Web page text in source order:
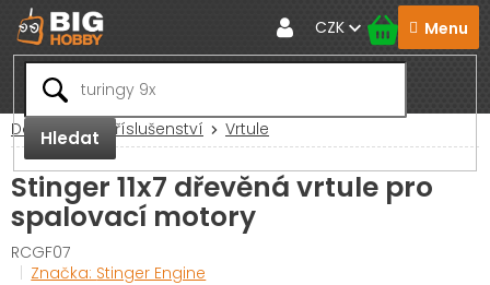
Přejít
na
obsah
Hledat
CZK
Domů RC Příslušenství Vrtule
Stinger 11x7 dřevěná vrtule pro
spalovací motory
RCGF07
Značka: Stinger Engine